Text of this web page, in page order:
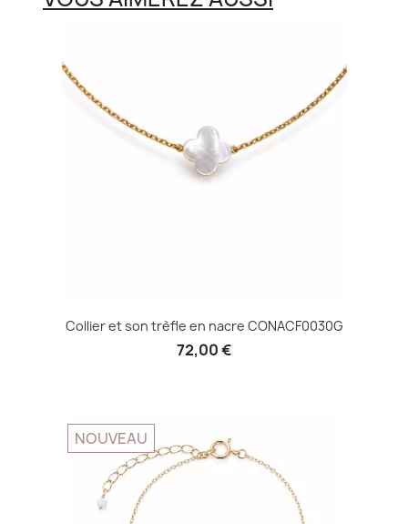
Collier et son trèfle en nacre CONACF0030G
72,00 €
NOUVEAU